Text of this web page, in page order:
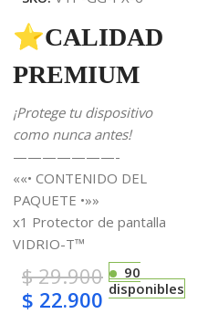
⭐CALIDAD
PREMIUM
¡Protege tu dispositivo
como nunca antes!
———————-
««• CONTENIDO DEL
PAQUETE •»»
x1 Protector de pantalla
VIDRIO-T™
$29.900
$ 22.900
90
disponibles